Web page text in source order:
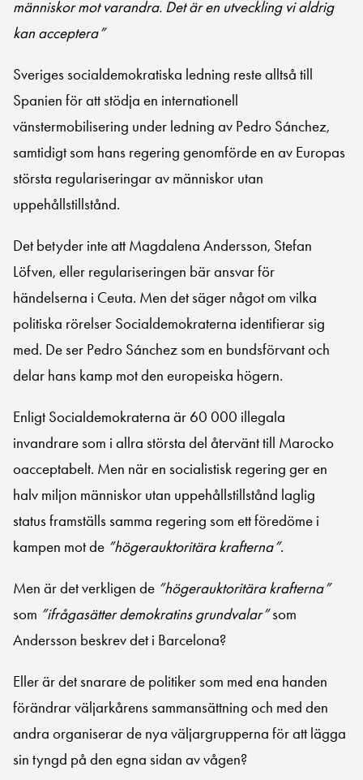
människor mot varandra. Det är en utveckling vi aldrig
kan acceptera”
Sveriges socialdemokratiska ledning reste alltså till
Spanien för att stödja en internationell
vänstermobilisering under ledning av Pedro Sánchez,
samtidigt som hans regering genomförde en av Europas
största regulariseringar av människor utan
uppehållstillstånd.
Det betyder inte att Magdalena Andersson, Stefan
Löfven, eller regulariseringen bär ansvar för
händelserna i Ceuta. Men det säger något om vilka
politiska rörelser Socialdemokraterna identifierar sig
med. De ser Pedro Sánchez som en bundsförvant och
delar hans kamp mot den europeiska högern.
Enligt Socialdemokraterna är 60 000 illegala
invandrare som i allra största del återvänt till Marocko
oacceptabelt. Men när en socialistisk regering ger en
halv miljon människor utan uppehållstillstånd laglig
status framställs samma regering som ett föredöme i
kampen mot de ”högerauktoritära krafterna”.
Men är det verkligen de ”högerauktoritära krafterna”
som ”ifrågasätter demokratins grundvalar”som
Andersson beskrev det i Barcelona?
Eller är det snarare de politiker som med ena handen
förändrar väljarkårens sammansättning och med den
andra organiserar de nya väljargrupperna för att lägga
sin tyngd på den egna sidan av vågen?